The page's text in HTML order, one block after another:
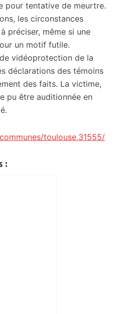
pour tentative de meurtre.
les circonstances
préciser, même si une
un motif futile.
vidéoprotection de la
déclarations des témoins
des faits. La victime,
pu être auditionnée en
toulouse,31555/
: